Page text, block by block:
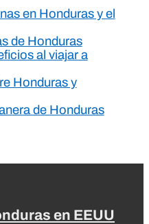
en Honduras y el
de Honduras
al viajar a
Honduras y
de Honduras
en EEUU